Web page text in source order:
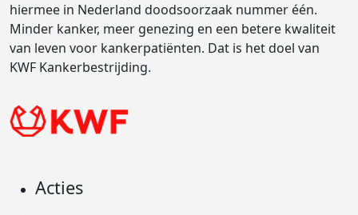
hiermee in Nederland doodsoorzaak nummer één.
Minder kanker, meer genezing en een betere kwaliteit
van leven voor kankerpatiënten. Dat is het doel van
KWF Kankerbestrijding.
Acties